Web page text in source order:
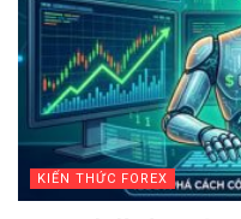
KIẾN THỨC FOREX